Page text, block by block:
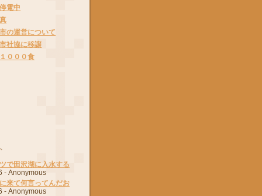
電中
の運営について
社協に移譲
０００食
で田沢湖に入水する
- Anonymous
来て何言ってんだお
- Anonymous